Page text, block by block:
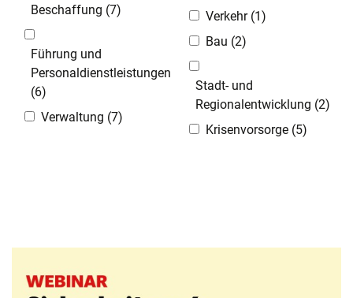
Beschaffung (7)
Führung und
Personaldienstleistungen
(6)
Verwaltung (7)
Verkehr (1)
Bau (2)
Stadt- und
Regionalentwicklung (2)
Krisenvorsorge (5)